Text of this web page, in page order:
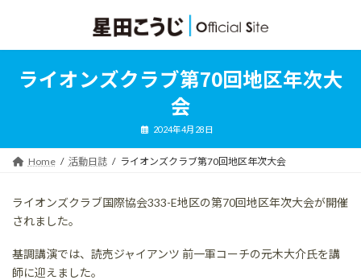
ン
ー
ライオンズクラブ第70回地区年次大
会
2024年4月28日
Home 活動日誌 ライオンズクラブ第70回地区年次大会
ライオンズクラブ国際協会333-E地区の第70回地区年次大会が開催
されました。
基調講演では、読売ジャイアンツ 前一軍コーチの元木大介氏を講
師に迎えました。